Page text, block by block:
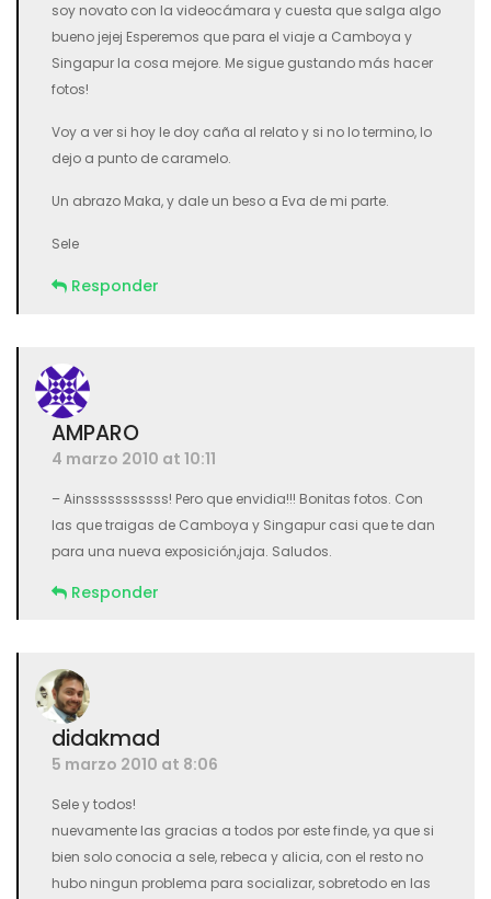
soy novato con la videocámara y cuesta que salga algo
bueno jejej Esperemos que para el viaje a Camboya y
Singapur la cosa mejore. Me sigue gustando más hacer
fotos!
Voy a ver si hoy le doy caña al relato y si no lo termino, lo
dejo a punto de caramelo.
Un abrazo Maka, y dale un beso a Eva de mi parte.
Sele
Responder
AMPARO
4 marzo 2010 at 10:11
– Ainsssssssssss! Pero que envidia!!! Bonitas fotos. Con
las que traigas de Camboya y Singapur casi que te dan
para una nueva exposición,jaja. Saludos.
Responder
didakmad
5 marzo 2010 at 8:06
Sele y todos!
nuevamente las gracias a todos por este finde, ya que si
bien solo conocia a sele, rebeca y alicia, con el resto no
hubo ningun problema para socializar, sobretodo en las